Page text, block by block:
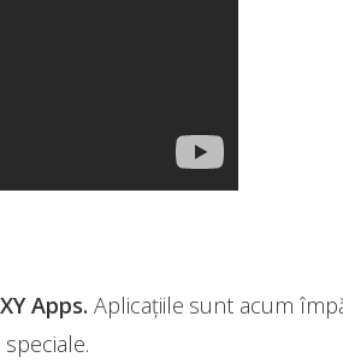
Apps. Aplicațiile sunt acum